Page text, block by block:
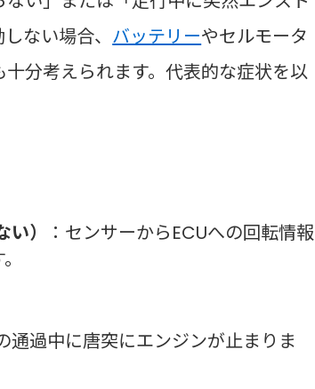
ない場合、 バッテリーやセルモータ
分考えられます。代表的な症状を以
）
：センサーからECUへの回転情報
通過中に唐突にエンジンが止まりま